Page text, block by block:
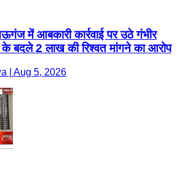
में आबकारी कार्रवाई पर उठे गंभीर
के बदले 2 लाख की रिश्वत मांगने का आरोप
| Aug 5, 2026